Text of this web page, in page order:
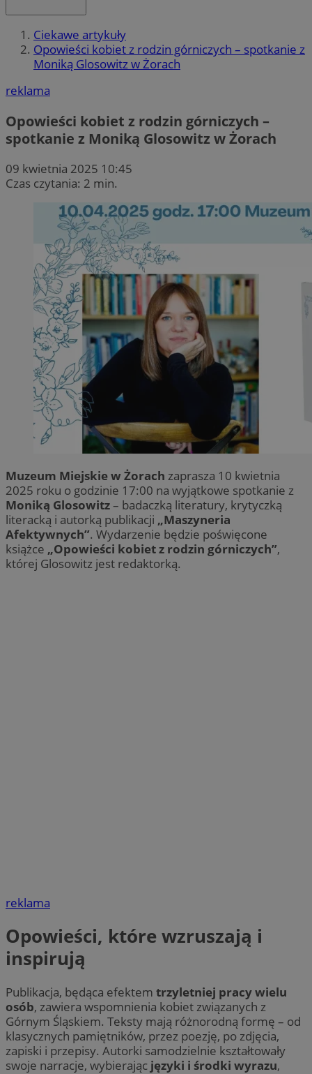
Ciekawe artykuły
Opowieści kobiet z rodzin górniczych – spotkanie z
Moniką Glosowitz w Żorach
reklama
Opowieści kobiet z rodzin górniczych –
spotkanie z Moniką Glosowitz w Żorach
09 kwietnia 2025 10:45
Czas czytania: 2 min.
Muzeum Miejskie w Żorach zaprasza 10 kwietnia
2025 roku o godzinie 17:00 na wyjątkowe spotkanie z
Moniką Glosowitz– badaczką literatury, krytyczką
literacką i autorką publikacji „Maszyneria
Afektywnych”. Wydarzenie będzie poświęcone
książce „Opowieści kobiet z rodzin górniczych”,
której Glosowitz jest redaktorką.
reklama
Opowieści, które wzruszają i
inspirują
Publikacja, będąca efektem trzyletniej pracy wielu
osób, zawiera wspomnienia kobiet związanych z
Górnym Śląskiem. Teksty mają różnorodną formę – od
klasycznych pamiętników, przez poezję, po zdjęcia,
zapiski i przepisy. Autorki samodzielnie kształtowały
swoje narracje, wybierając języki i środki wyrazu,